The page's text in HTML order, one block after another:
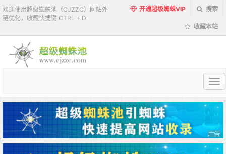
欢迎使用超级蜘蛛池（CJZZC）网站外
链优化，收藏快捷键 CTRL + D
开通超级蜘蛛VIP 搜索
收藏本站
超
蜘
蛛
池